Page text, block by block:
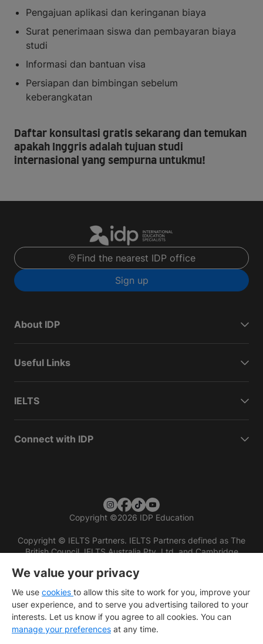
Pengajuan aplikasi dan keringanan biaya
Surat penerimaan siswa dan pembayaran biaya
studi
Informasi dan bantuan visa
Persiapan dan bimbingan sebelum
keberangkatan
Daftar konsultasi gratis sekarang dan temukan
apakah Inggris adalah tujuan studi
internasional yang sempurna untukmu!
Find the nearest IDP office
Sign up
About IDP
Useful Links
IELTS
Connect with IDP
Copyright ©2026 IDP Education
Copyright © IELTS Partners. IELTS Partners defined as The
British Council, IELTS Australia Pty. Ltd. and Cambridge
We value your privacy
We use cookies to allow this site to work for you, improve your
user experience, and to serve you advertising tailored to your
interests. Let us know if you agree to all cookies. You can
manage your preferences at any time.